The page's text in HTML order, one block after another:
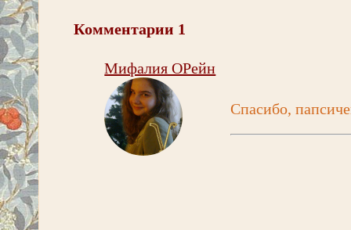
Комментарии 1
Мифалия ОРейн
Спасибо,